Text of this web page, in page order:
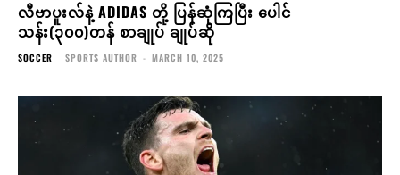
လီဗာပူးလ်နဲ့ ADIDAS တို့ ပြန်ဆုံကြပြီး ပေါင်
သန်း(၃၀၀)တန် စာချုပ် ချုပ်ဆို
SOCCER SPORTS AUTHOR - MARCH 10, 2025